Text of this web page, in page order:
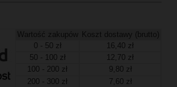
Wartość zakupów
Koszt dostawy (brutto)
0 - 50 zł
16,40 zł
50 - 100 zł
12,70 zł
100 - 200 zł
9,80 zł
200 - 300 zł
7,60 zł